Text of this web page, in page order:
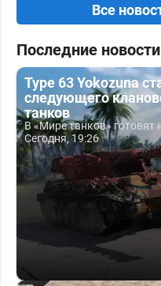
Все
Последние новости
Type 63 Yokozuna
следующего
танков
В «Мире танков» готовят
Сегодня, 19:26